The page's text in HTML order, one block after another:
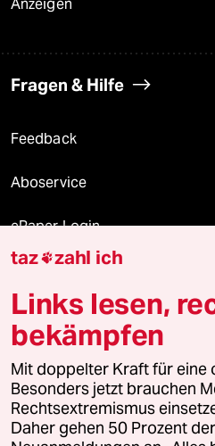
Anzeigen
Fragen & Hilfe
Feedback
Aboservice
ePaper Login
Downloads für Abonnierende
© 2026 taz Verlags und
Alle Rechte vorbehalten. Bei
wenden Sie sich bitte an
Feedback Redaktionsstatut
taz zahl ich
Links lesen,
bekämpfen
Mit doppelter Kraft für eine
Besonders jetzt brauchen
Rechtsextremismus
Daher gehen 50 Prozent